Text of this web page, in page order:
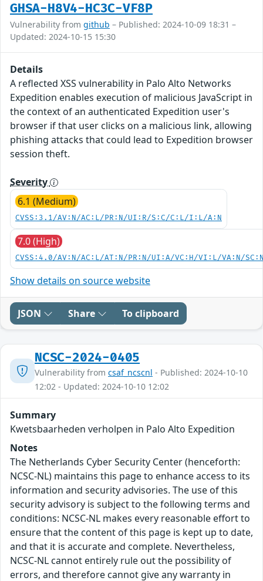
GHSA-H8V4-HC3C-VF8P
Vulnerability from github – Published: 2024-10-09 18:31 –
Updated: 2024-10-15 15:30
Details
A reflected XSS vulnerability in Palo Alto Networks
Expedition enables execution of malicious JavaScript in
the context of an authenticated Expedition user's
browser if that user clicks on a malicious link, allowing
phishing attacks that could lead to Expedition browser
session theft.
Severity
6.1 (Medium)
CVSS:3.1/AV:N/AC:L/PR:N/UI:R/S:C/C:L/I:L/A:N
7.0 (High)
CVSS:4.0/AV:N/AC:L/AT:N/PR:N/UI:A/VC:H/VI:L/VA:N/
Show details on source website
JSON Share To clipboard
NCSC-2024-0405
Vulnerability from csaf_ncscnl - Published: 2024-10-10
12:02 - Updated: 2024-10-10 12:02
Summary
Kwetsbaarheden verholpen in Palo Alto Expedition
Notes
The Netherlands Cyber Security Center (henceforth:
NCSC-NL) maintains this page to enhance access to its
information and security advisories. The use of this
security advisory is subject to the following terms and
conditions: NCSC-NL makes every reasonable effort to
ensure that the content of this page is kept up to date,
and that it is accurate and complete. Nevertheless,
NCSC-NL cannot entirely rule out the possibility of
errors, and therefore cannot give any warranty in